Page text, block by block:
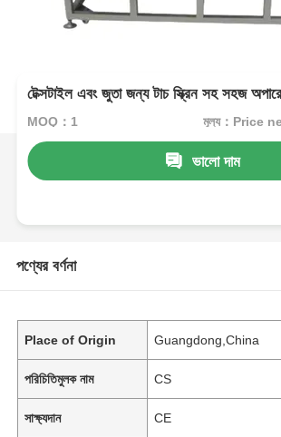
টেক্সটাইল এবং জুতা জন্য টাচ স্ক্রিন সহ সহজ
MOQ：1 মূল্য：Price
ভালো দাম
পণ্যের বর্ণনা
Place of Origin Guangdong,China
পরিচিতিমুলক নাম CS
সাক্ষ্যদান CE